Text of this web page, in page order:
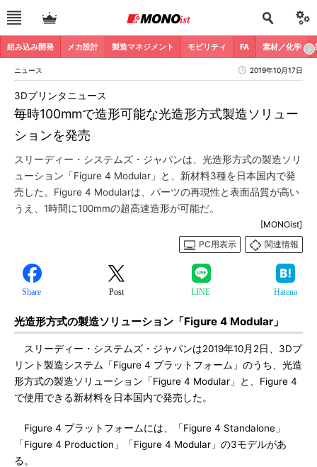
組み込み開発 メカ設計 製造マネジメント モビリティ FA 素材／化学
ニュース 2019年10月17日
毎時100mmで造形可能な光造形方式製造ソリュー
ションを発売
3Dプリンタニュース
スリーディー・システムズ・ジャパンは、光造形方式の製造ソリ
ューション「Figure 4 Modular」と、新材料3種を日本国内で発
売した。Figure 4 Modularは、パーツの再現性と表面品質が高い
うえ、1時間に100mmの超高速造形が可能だ。
[MONOist]
PC用表示
関連情報
Share Post LINE Hatena
光造形方式の製造ソリューション「Figure 4 Modular」
スリーディー・システムズ・ジャパンは2019年10月2日、3Dプ
リント製造システム「Figure 4 プラットフォーム」のうち、光造
形方式の製造ソリューション「Figure 4 Modular」と、Figure 4
で使用できる新材料を日本国内で発売した。
Figure 4 プラットフォームには、「Figure 4 Standalone」
「Figure 4 Production」「Figure 4 Modular」の3モデルがあ
る。